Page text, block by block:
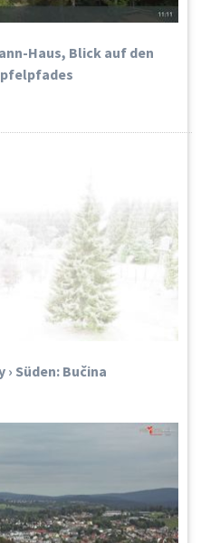
Haus, Blick auf den
Süden: Bučina